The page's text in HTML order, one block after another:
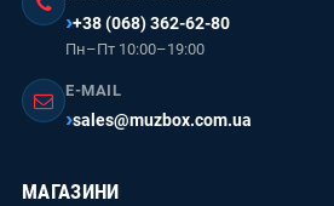
+38 (068) 362-62-80
Пн–Пт 10:00–19:00
E-MAIL
sales@muzbox.com.ua
МАГАЗИНИ